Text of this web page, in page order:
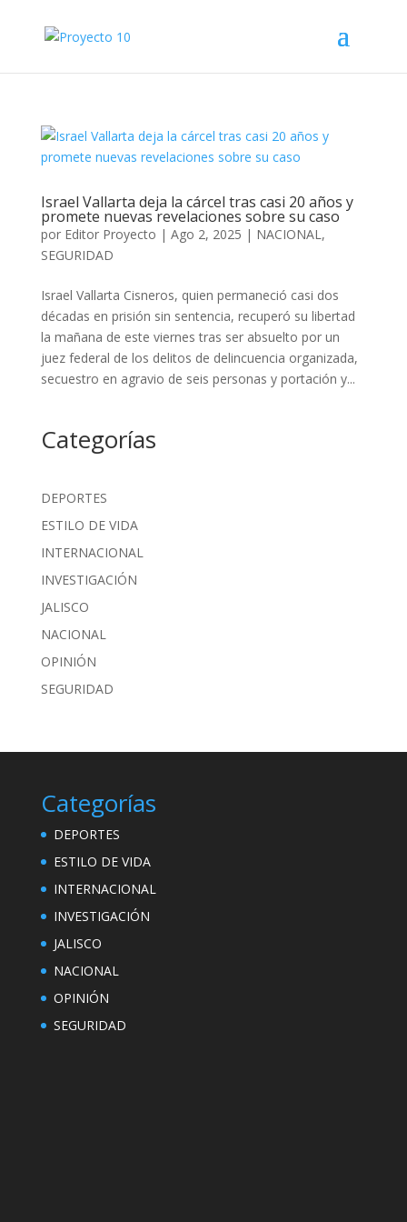
Israel Vallarta deja la cárcel tras casi 20 años y
promete nuevas revelaciones sobre su caso
por Editor Proyecto | Ago 2, 2025 | NACIONAL,
SEGURIDAD
Israel Vallarta Cisneros, quien permaneció casi dos
décadas en prisión sin sentencia, recuperó su libertad
la mañana de este viernes tras ser absuelto por un
juez federal de los delitos de delincuencia organizada,
secuestro en agravio de seis personas y portación y...
Categorías
DEPORTES
ESTILO DE VIDA
INTERNACIONAL
INVESTIGACIÓN
JALISCO
NACIONAL
OPINIÓN
SEGURIDAD
Categorías
DEPORTES
ESTILO DE VIDA
INTERNACIONAL
INVESTIGACIÓN
JALISCO
NACIONAL
OPINIÓN
SEGURIDAD